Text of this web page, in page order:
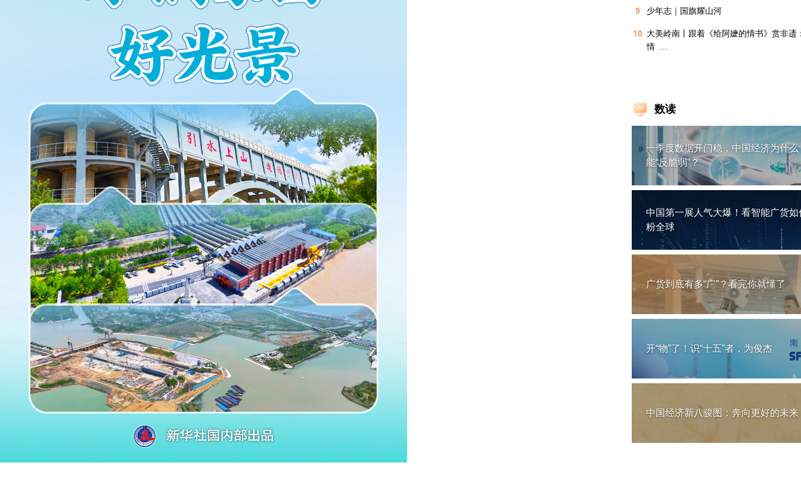
9 少年志｜国旗耀山河
10 大美岭南丨跟着《给阿嬷的情书》赏非遗
情  …
数读
一季度数据开门稳，中国经济为什么
能“反脆弱”？
中国第一展人气大爆！看智能广货如
粉全球
广货到底有多“广”？看完你就懂了
开“物”了！识“十五”者，为俊杰
中国经济新八骏图：奔向更好的未来